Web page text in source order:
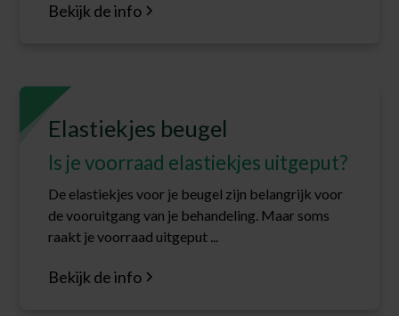
Bekijk de info
Elastiekjes beugel
Is je voorraad elastiekjes uitgeput?
De elastiekjes voor je beugel zijn belangrijk voor
de vooruitgang van je behandeling. Maar soms
raakt je voorraad uitgeput ...
Bekijk de info